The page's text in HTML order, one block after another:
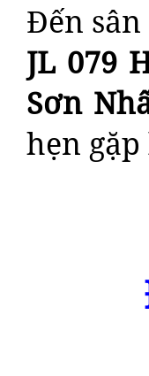
Đến
JL 079
Sơn
hẹn